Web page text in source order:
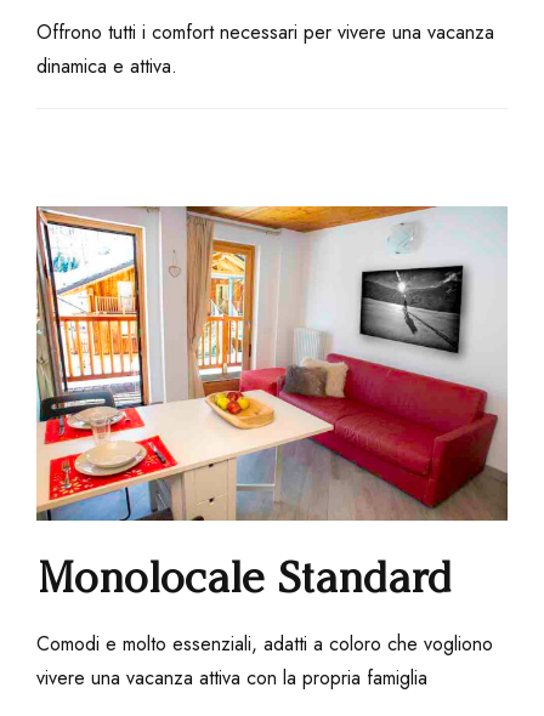
Offrono tutti i comfort necessari per vivere una vacanza
dinamica e attiva.
Monolocale Standard
Comodi e molto essenziali, adatti a coloro che vogliono
vivere una vacanza attiva con la propria famiglia